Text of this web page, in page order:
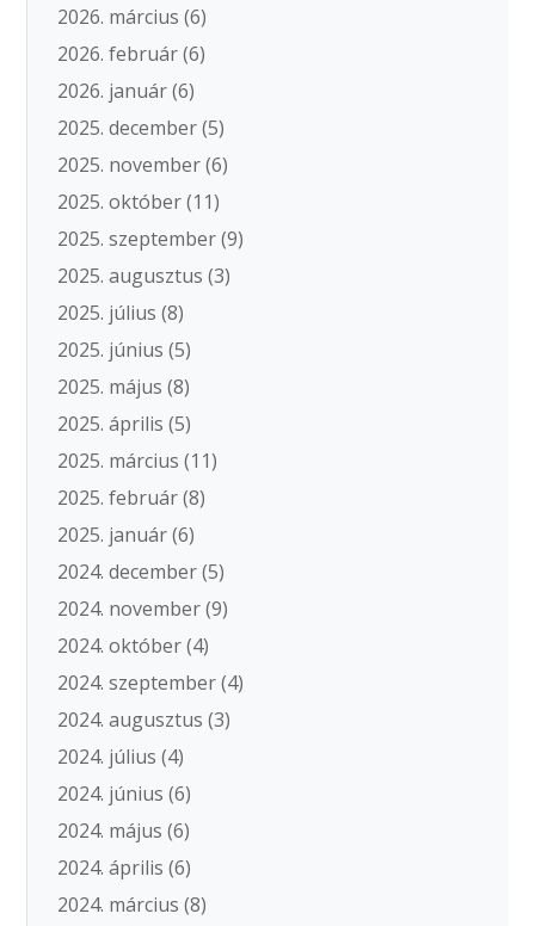
2026. március (6)
2026. február(6)
2026. január(6)
2025. december(5)
2025. november(6)
2025. október(11)
2025. szeptember(9)
2025. augusztus (3)
2025. július (8)
2025. június (5)
2025. május (8)
2025. április (5)
2025. március (11)
2025. február(8)
2025. január(6)
2024. december(5)
2024. november(9)
2024. október(4)
2024. szeptember(4)
2024. augusztus (3)
2024. július (4)
2024. június (6)
2024. május (6)
2024. április (6)
2024. március (8)